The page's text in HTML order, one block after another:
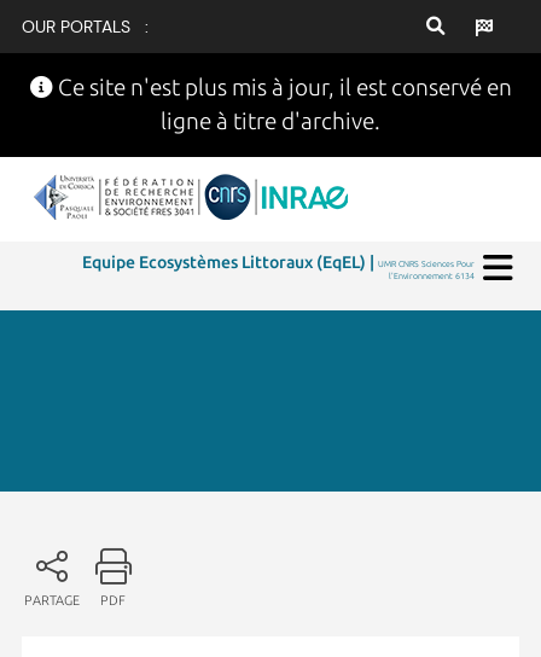
OUR PORTALS :
Ce site n'est plus mis à jour, il est conservé en
ligne à titre d'archive.
Equipe Ecosystèmes Littoraux (EqEL) |UMR CNRS Sciences Pour
l'Environnement 6134
PARTAGE PDF